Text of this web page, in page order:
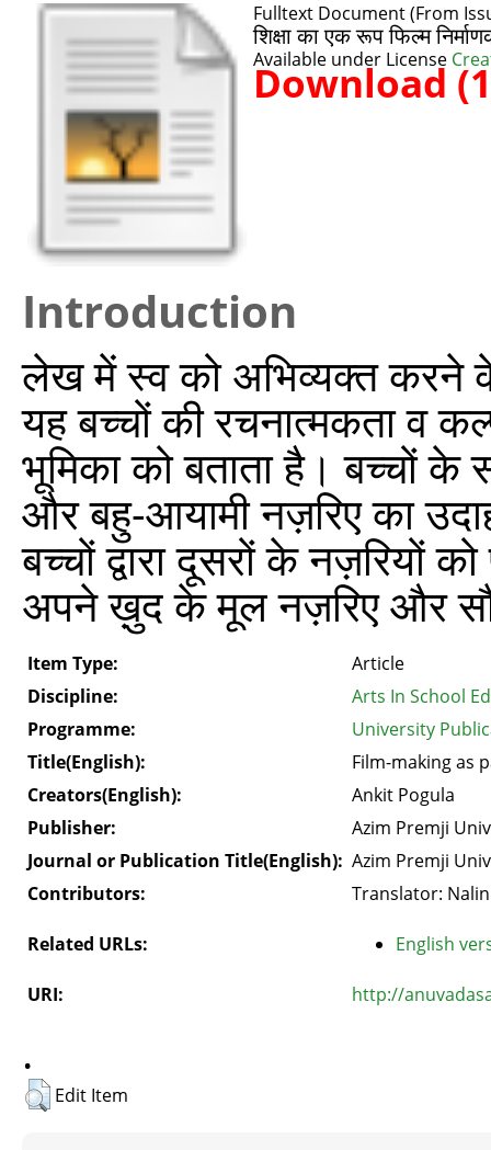
Fulltext Document (From
शिक्षा का एक रूप फिल्म
Available under License
Download
Introduction
लेख में स्व को अभिव्यक्त करने
यह बच्चों की रचनात्मकता व
भूमिका को बताता है। बच्चों के
और बहु-आयामी नज़रिए का
बच्चों द्वारा दूसरों के
अपने ख़ुद के मूल नज़रिए और
Item Type:
Article
Discipline:
Arts In School
Programme:
University
Title(English):
Film-making as
Creators(English):
Ankit Pogula
Publisher:
Azim Premji
Journal or Publication Title(English): Azim Premji
Contributors:
Translator:
Related URLs: English
URI: http://
.
Edit Item